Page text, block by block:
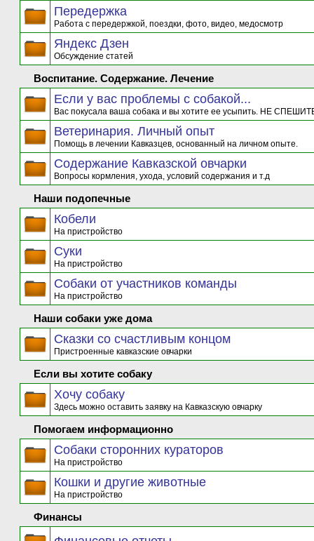
Передержка
Работа с передержкой, поездки, фото, видео, медосмотр
Яндекс Дзен
Обсуждение статей
Воспитание. Содержание. Лечение
Если у вас проблемы с собакой...
Вас покусала ваша собака и вы хотите ее усыпить. НЕ
Ветеринария. Личный опыт
Помощь в лечении Кавказцев, основанный на личном опыте.
Содержание Кавказской овчарки
Вопросы кормления, ухода, условий содержания и т.д
Наши подопечные
Кобели
На пристройство
Суки
На пристройство
Собаки от участников команды
На пристройство
Наши собаки уже дома
Сказки со счастливым концом
Пристроенные кавказские овчарки
Если вы хотите собаку
Хочу собаку
Здесь можно оставить заявку на Кавказскую овчарку
Помогаем информационно
Собаки сторонних кураторов
На пристройство
Кошки и другие животные
На пристройство
Финансы